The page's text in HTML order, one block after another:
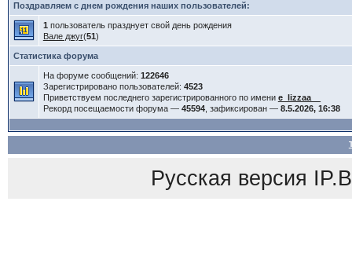
Поздравляем с днем рождения наших пользователей:
1 пользователь празднует свой день рождения
Вале джуг(51)
Статистика форума
На форуме сообщений: 122646
Зарегистрировано пользователей: 4523
Приветствуем последнего зарегистрированного по имени e_lizzaa__
Рекорд посещаемости форума — 45594, зафиксирован — 8.5.2026, 16:38
Русская версия